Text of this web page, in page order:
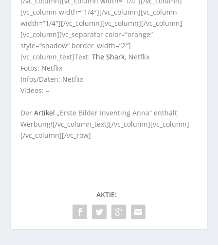
[vc_column width=“1/4″][/vc_column][vc_column
width=“1/4″][/vc_column][vc_column][/vc_column]
[vc_column][vc_separator color=“orange“
style=“shadow“ border_width=“2″]
[vc_column_text]Text: The Shark, Netflix
Fotos: Netflix
Infos/Daten: Netflix
Videos: –
DerArtikel „Erste Bilder Inventing Anna“ enthält
Werbung![/vc_column_text][/vc_column][vc_column]
[/vc_column][/vc_row]
AKTIE: